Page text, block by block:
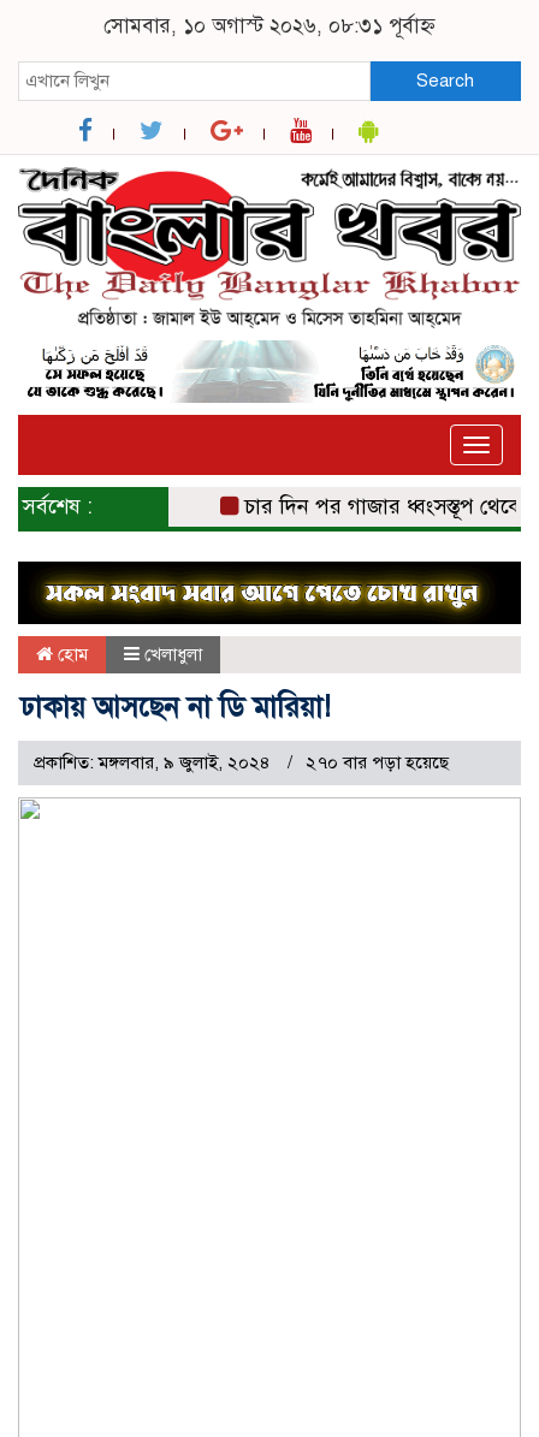
সোমবার, ১০ অগাস্ট ২০২৬, ০৮:৩১ পূর্বাহ্ন
Search
Toggle
সর্বশেষ : চার দিন পর গাজার ধ্বংসস্তূপ থেকে
হোম খেলাধুলা
ঢাকায় আসছেন না ডি মারিয়া!
প্রকাশিত: মঙ্গলবার, ৯ জুলাই, ২০২৪ ২৭০ বার পড়া হয়েছে